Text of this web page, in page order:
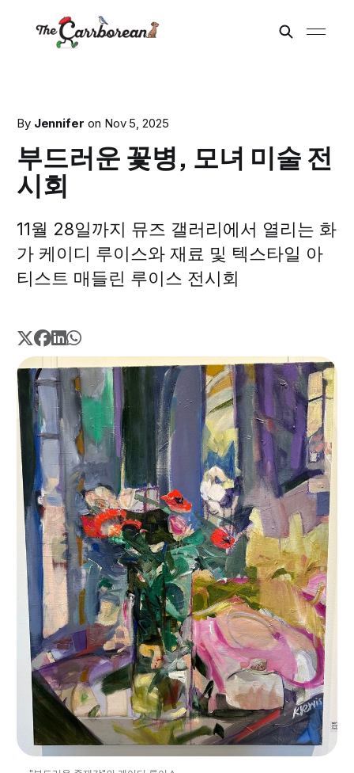
By Jennifer on Nov 5, 2025
부드러운 꽃병, 모녀 미술 전
시회
11월 28일까지 뮤즈 갤러리에서 열리는 화
가 케이디 루이스와 재료 및 텍스타일 아
티스트 매들린 루이스 전시회